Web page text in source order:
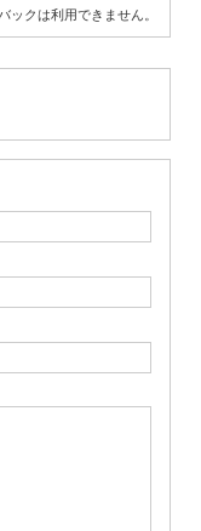
ックは利用できません。